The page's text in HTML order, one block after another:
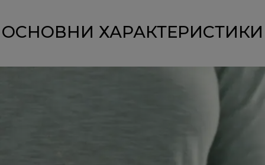
ОСНОВНИ ХАРАКТЕРИСТИКИ